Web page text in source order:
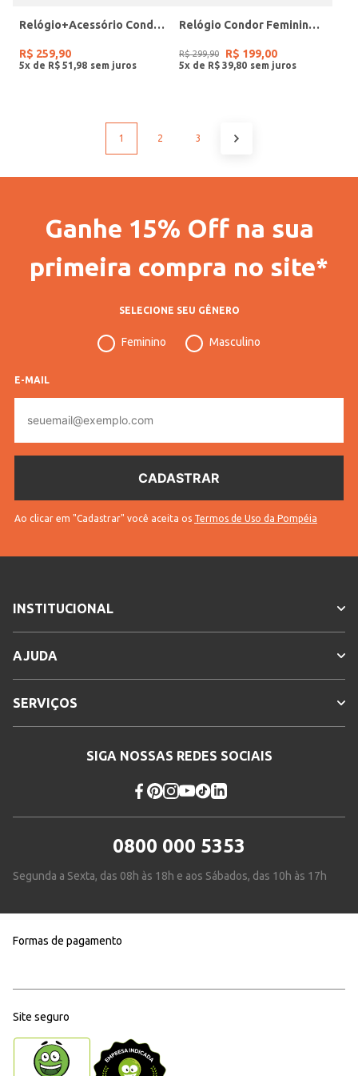
Relógio+Acessório Condor Feminino PRATA
R$ 259,90
5x de R$ 51 98
Relógio Condor Feminino PRATA
R$ 299,90 R$ 199,00
5x de R$ 39 80
1 2 3
Ganhe 15% Off na sua
primeira compra no site*
SELECIONE SEU GÊNERO
Feminino Masculino
E-MAIL
mail
Ao clicar em "Cadastrar" você aceita os Termos de Uso da Pompéia
INSTITUCIONAL
AJUDA
SERVIÇOS
SIGA NOSSAS REDES SOCIAIS
0800 000 5353
Segunda a Sexta, das 08h às 18h e aos Sábados, das 10h às 17h
Formas de pagamento
Site seguro